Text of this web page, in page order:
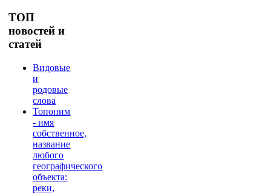
ТОП
новостей и
статей
Видовые
и
родовые
слова
Топоним
- имя
собственное,
название
любого
географического
объекта:
реки,